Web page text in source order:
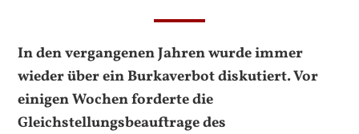
In den vergangenen Jahren wurde immer
wieder über ein Burkaverbot diskutiert. Vor
einigen Wochen forderte die
Gleichstellungsbeauftrage des